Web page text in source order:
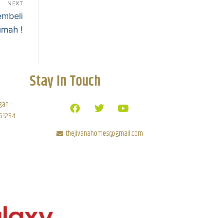
NEXT
!
-
Stay In Touch
thejivanahomes@gmail.com